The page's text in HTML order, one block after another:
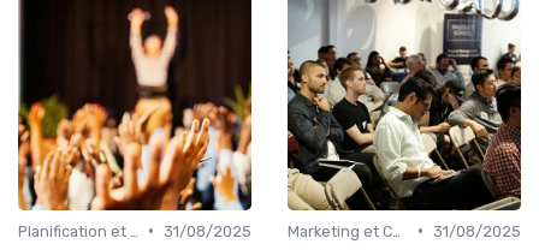
• 31/08/2025
• 31/08/2025